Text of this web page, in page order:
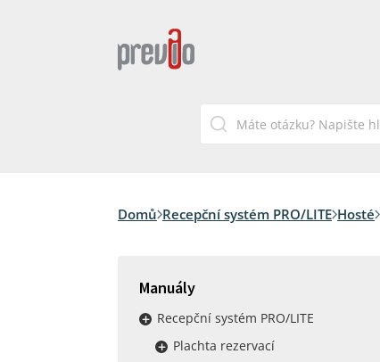
Domů Recepční systém PRO/LITE Hosté
Manuály
Recepční systém PRO/LITE
Plachta rezervací